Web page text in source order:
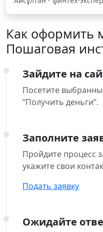
Как оформить
Пошаговая
Зайдите на
Посетите
“Получить деньги”.
Заполните
Пройдите процесс
укажите свои
Подать заявку
Ожидайте